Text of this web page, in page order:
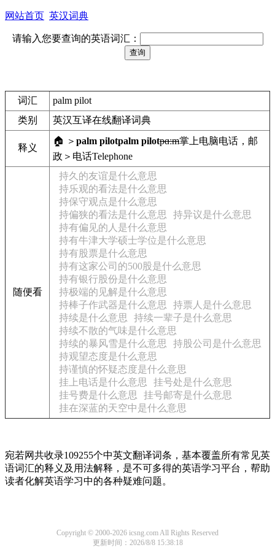
网站首页 英汉词典
请输入您要查询的英语词汇：
词汇
palm pilot
类别
英汉互译在线翻译词典
释义
🏠 ＞ palm pilotpalm pilotpɑːm掌上电脑电话，邮
政＞电话Telephone
随便看
持久的友谊是什么意思
持乐观的看法是什么意思
持保守观点是什么意思
持偏狭的看法是什么意思
持异议是什么意思
持有偏见的人是什么意思
持有牛津大学硕士学位是什么意思
持有股票是什么意思
持有这家公司的500股是什么意思
持有银行股份是什么意思
持极端的见解是什么意思
持棒子作武器是什么意思
持票人是什么意思
持续是什么意思
持续一辈子是什么意思
持续不散的气味是什么意思
持续的暴风雪是什么意思
持股公司是什么意思
持观望态度是什么意思
持谨慎的怀疑态度是什么意思
挂上电话是什么意思
挂号处是什么意思
挂号费是什么意思
挂号邮寄是什么意思
挂在深蓝的天空中是什么意思
宛若网共收录109255个中英文翻译词条，基本覆盖所有常见英
语词汇的释义及用法解释，是不可多得的英语学习平台，帮助
读者化解英语学习中的各种疑难问题。
Copyright © 2000-2026 icsng.com All Rights Reserved
更新时间：2026/8/8 15:38:18